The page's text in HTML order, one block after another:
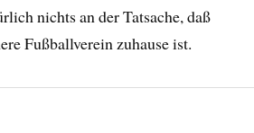
nichts an der Tatsache, daß
Fußballverein zuhause ist.